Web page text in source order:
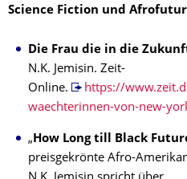
Science Fiction und
Die Frau die in die
N.K. Jemisin. Zeit-
Online.
https://
waechterinnen-von-new-
„ How Long till Black
preisgekrönte Afro-